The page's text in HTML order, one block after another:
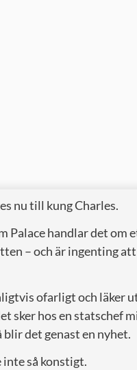
nu till kung Charles.
Palace handlar det om
– och är ingenting
ofarligt och läker
sker hos en statschef
det genast en nyhet.
inte så konstigt.